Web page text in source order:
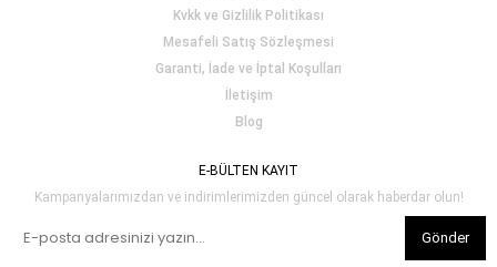
Kvkk ve Gizlilik Politikası
Mesafeli Satış Sözleşmesi
Garanti, İade ve İptal Koşulları
İletişim
Blog
E-BÜLTEN KAYIT
Kampanyalarımızdan ve indirimlerimizden güncel olarak haberdar olun!
Gönder